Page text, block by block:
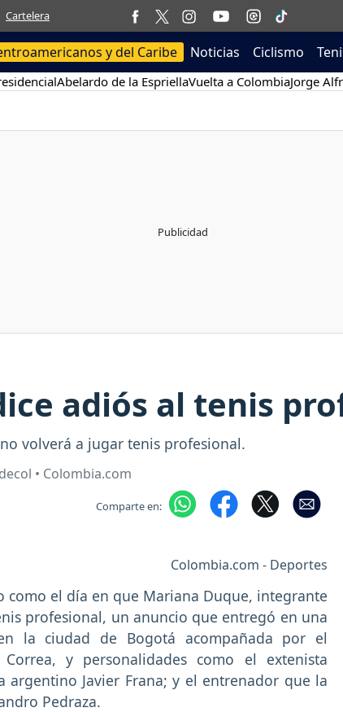
Cartelera
y del Caribe Noticias Ciclismo
Abelardo de la EspriellaVuelta a ColombiaJorge
adiós al tenis
volverá a jugar tenis profesional.
• Colombia.com
Comparte en:
Colombia.com - Deportes
como el día en que Mariana Duque, integrante
profesional, un anuncio que entregó en una
la ciudad de Bogotá acompañada por el
y personalidades como el extenista
argentino Javier Frana; y el entrenador que la
Pedraza.